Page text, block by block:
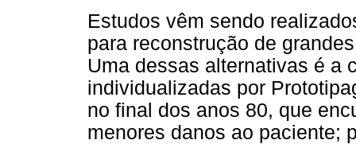
Estudos vêm sendo
para reconstrução de
Uma dessas alternativas é a
individualizadas por
no final dos anos 80, que
menores danos ao paciente;